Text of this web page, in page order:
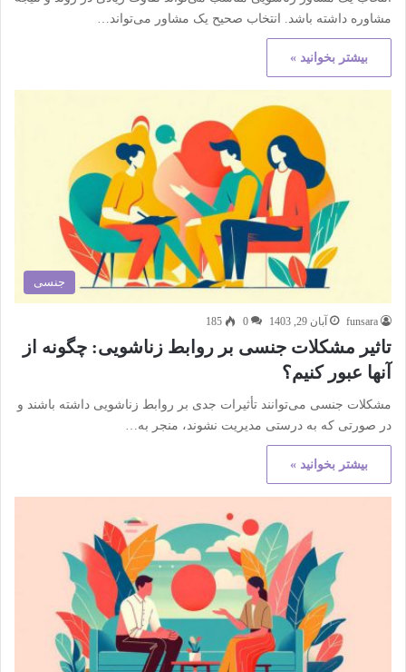
مشاوره داشته باشد. انتخاب صحیح یک مشاور می‌تواند…
بیشتر بخوانید »
جنسی
funsara آبان 29, 1403 0
185
تاثیر مشکلات جنسی بر روابط زناشویی: چگونه از
آنها عبور کنیم؟
مشکلات جنسی می‌توانند تأثیرات جدی بر روابط زناشویی داشته باشند و
در صورتی که به درستی مدیریت نشوند، منجر به…
بیشتر بخوانید »